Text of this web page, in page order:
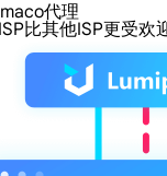
代理
比其他ISP更受欢